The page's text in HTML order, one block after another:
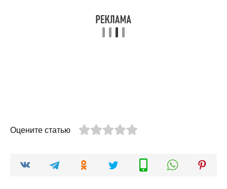
Оцените статью